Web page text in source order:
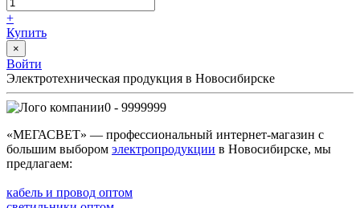
+
Купить
×
Войти
Электротехническая продукция в Новосибирске
0 - 9999999
«МЕГАСВЕТ» — профессиональный интернет-магазин с
большим выбором электропродукции в Новосибирске, мы
предлагаем:
кабель и провод оптом